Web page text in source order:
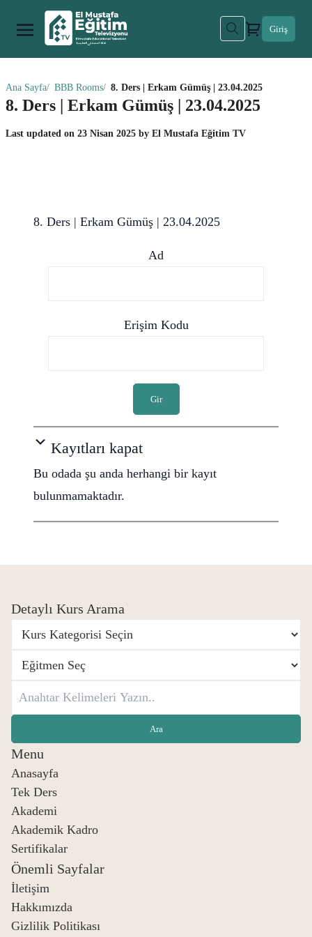
Giriş
Ana Sayfa BBB Rooms 8. Ders | Erkam Gümüş | 23.04.2025
8. Ders | Erkam Gümüş | 23.04.2025
Last updated on 23 Nisan 2025 by El Mustafa Eğitim TV
8. Ders | Erkam Gümüş | 23.04.2025
Ad
Erişim Kodu
Gir
Kayıtları kapat
Bu odada şu anda herhangi bir kayıt
bulunmamaktadır.
Detaylı Kurs Arama
Menu
Anasayfa
Tek Ders
Akademi
Akademik Kadro
Sertifikalar
Önemli Sayfalar
İletişim
Hakkımızda
Gizlilik Politikası